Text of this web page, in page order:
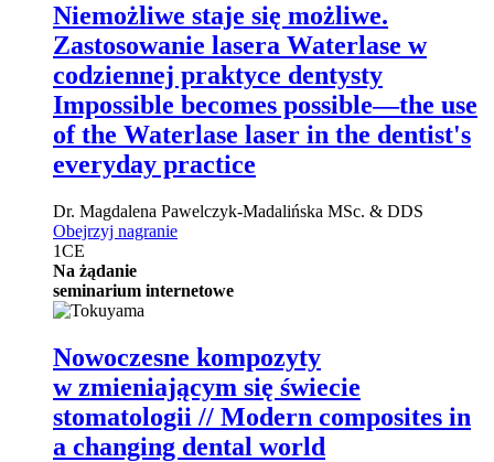
Niemożliwe staje się możliwe.
Zastosowanie lasera Waterlase w
codziennej praktyce dentysty
Impossible becomes possible—the use
of the Waterlase laser in the dentist's
everyday practice
Dr. Magdalena Pawelczyk-Madalińska MSc. & DDS
Obejrzyj nagranie
1CE
Na żądanie
seminarium internetowe
Nowoczesne kompozyty
w zmieniającym się świecie
stomatologii // Modern composites in
a changing dental world